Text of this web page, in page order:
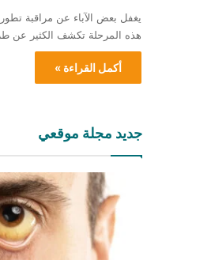
يغفل بعض الآباء عن مراقبة
هذه المرحلة تكشف الكثير عن
أكمل القراءة »
جديد مجلة موقعي